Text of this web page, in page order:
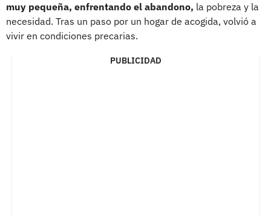
muy pequeña, enfrentando el abandono, la pobreza y la
necesidad. Tras un paso por un hogar de acogida, volvió a
vivir en condiciones precarias.
PUBLICIDAD